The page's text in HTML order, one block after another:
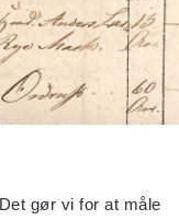
gør vi for at måle